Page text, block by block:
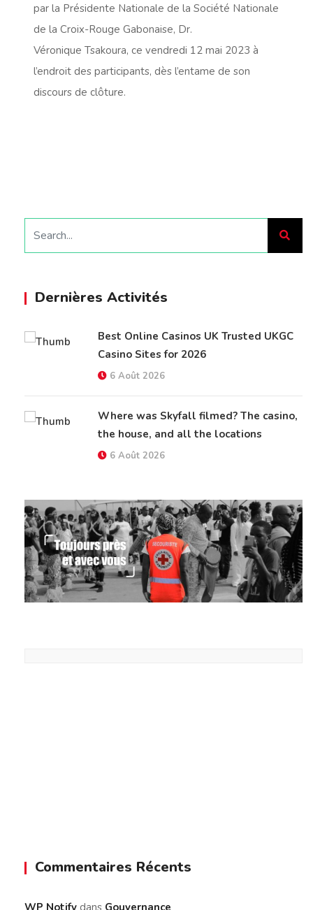
par la Présidente Nationale de la Société Nationale
de la Croix-Rouge Gabonaise, Dr.
Véronique Tsakoura, ce vendredi 12 mai 2023 à
l’endroit des participants, dès l’entame de son
discours de clôture.
Dernières Activités
Best Online Casinos UK Trusted UKGC
Casino Sites for 2026
6 Août 2026
Where was Skyfall filmed? The casino,
the house, and all the locations
6 Août 2026
Commentaires Récents
WP Notify dans Gouvernance